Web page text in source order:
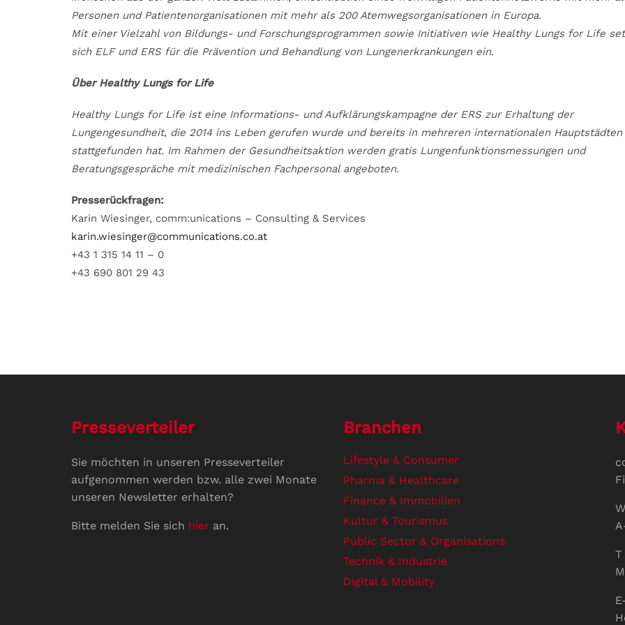
Personen und Patientenorganisationen mit mehr als 200 Atemwegsorganisationen in Europa.
Mit einer Vielzahl von Bildungs- und Forschungsprogrammen sowie Initiativen wie Healthy Lungs for Life
sich ELF und ERS für die Prävention und Behandlung von Lungenerkrankungen ein.
Über Healthy Lungs for Life
Healthy Lungs for Life ist eine Informations- und Aufklärungskampagne der ERS zur Erhaltung der
Lungengesundheit, die 2014 ins Leben gerufen wurde und bereits in mehreren internationalen Hauptstädten
stattgefunden hat. Im Rahmen der Gesundheitsaktion werden gratis Lungenfunktionsmessungen und
Beratungsgespräche mit medizinischen Fachpersonal angeboten.
Presserückfragen:
Karin Wiesinger, comm:unications – Consulting & Services
karin.wiesinger@communications.co.at
+43 1 315 14 11 – 0
+43 690 801 29 43
Presseverteiler
Sie möchten in unseren Presseverteiler
aufgenommen werden bzw. alle zwei Monate
unseren Newsletter erhalten?
Bitte melden Sie sich hier an.
Branchen
Lifestyle & Consumer
Pharma & Healthcare
Finance & Immobilien
Kultur & Tourismus
Public Sector & Organisations
Technik & Industrie
Digital & Mobility
T